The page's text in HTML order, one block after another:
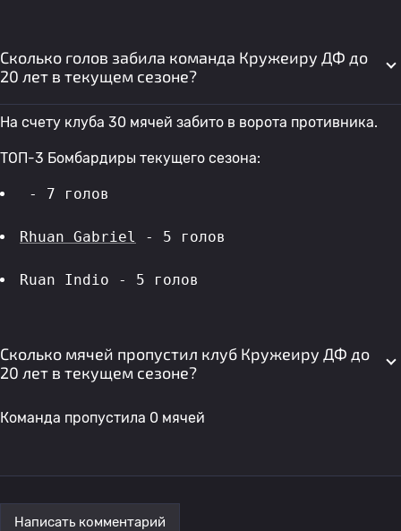
Сколько голов забила команда Кружеиру ДФ до
20 лет в текущем сезоне?
На счету клуба 30 мячей забито в ворота противника.
ТОП-3 Бомбардиры текущего сезона:
- 7 голов
Rhuan Gabriel - 5 голов
Ruan Indio - 5 голов
Сколько мячей пропустил клуб Кружеиру ДФ до
20 лет в текущем сезоне?
Команда пропустила 0 мячей
Написать комментарий